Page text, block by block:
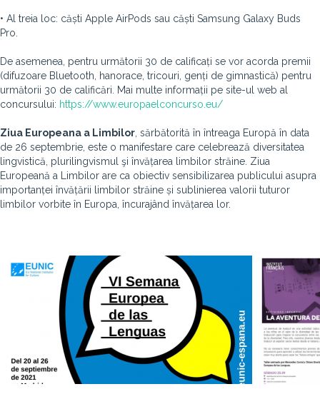
• Al treia loc: căști Apple AirPods sau căști Samsung Galaxy Buds
Pro.
De asemenea, pentru următorii 30 de calificați se vor acorda premii
(difuzoare Bluetooth, hanorace, tricouri, genți de gimnastică) pentru
următorii 30 de calificări. Mai multe informații pe site-ul web al
concursului: https://www.europaelconcurso.eu/
Ziua Europeana a Limbilor , sărbătorită în întreaga Europă în data
de 26 septembrie, este o manifestare care celebrează diversitatea
lingvistică, plurilingvismul şi învățarea limbilor străine. Ziua
Europeană a Limbilor are ca obiectiv sensibilizarea publicului asupra
importanței învățării limbilor străine și sublinierea valorii tuturor
limbilor vorbite în Europa, încurajând învățarea lor.